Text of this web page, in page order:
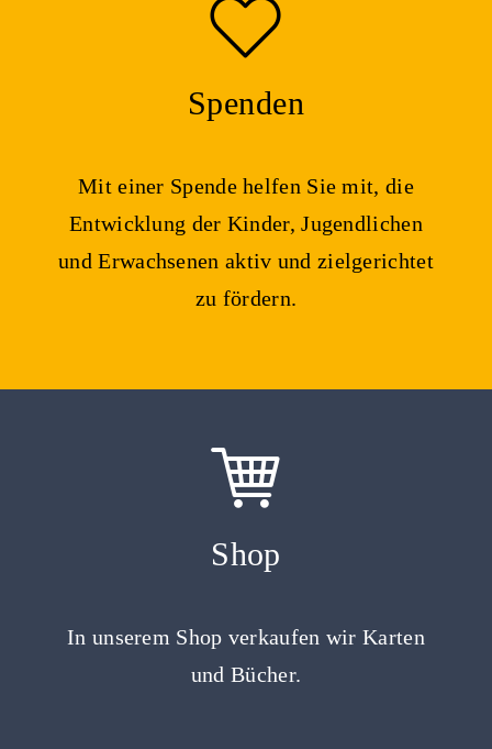
Spenden
Mit einer Spende helfen Sie mit, die
Entwicklung der Kinder, Jugendlichen
und Erwachsenen aktiv und zielgerichtet
zu fördern.
Shop
In unserem Shop verkaufen wir Karten
und Bücher.